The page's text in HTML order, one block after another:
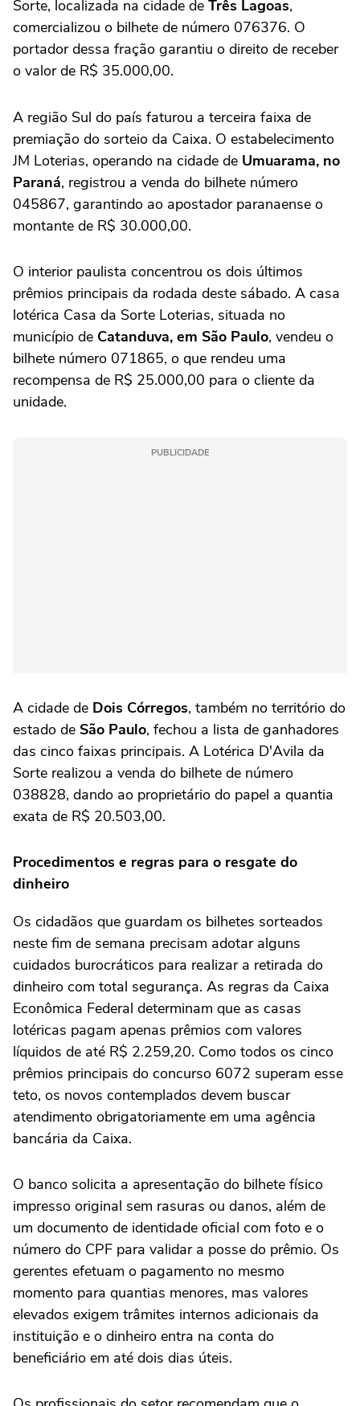
Sorte, localizada na cidade de Três Lagoas,
comercializou o bilhete de número 076376. O
portador dessa fração garantiu o direito de receber
o valor de R$ 35.000,00.
A região Sul do país faturou a terceira faixa de
premiação do sorteio da Caixa. O estabelecimento
JM Loterias, operando na cidade de Umuarama, no
Paraná, registrou a venda do bilhete número
045867, garantindo ao apostador paranaense o
montante de R$ 30.000,00.
O interior paulista concentrou os dois últimos
prêmios principais da rodada deste sábado. A casa
lotérica Casa da Sorte Loterias, situada no
município de Catanduva, em São Paulo, vendeu o
bilhete número 071865, o que rendeu uma
recompensa de R$ 25.000,00 para o cliente da
unidade.
PUBLICIDADE
A cidade de Dois Córregos, também no território do
estado de São Paulo, fechou a lista de ganhadores
das cinco faixas principais. A Lotérica D'Avila da
Sorte realizou a venda do bilhete de número
038828, dando ao proprietário do papel a quantia
exata de R$ 20.503,00.
Procedimentos e regras para o resgate do
dinheiro
Os cidadãos que guardam os bilhetes sorteados
neste fim de semana precisam adotar alguns
cuidados burocráticos para realizar a retirada do
dinheiro com total segurança. As regras da Caixa
Econômica Federal determinam que as casas
lotéricas pagam apenas prêmios com valores
líquidos de até R$ 2.259,20. Como todos os cinco
prêmios principais do concurso 6072 superam esse
teto, os novos contemplados devem buscar
atendimento obrigatoriamente em uma agência
bancária da Caixa.
O banco solicita a apresentação do bilhete físico
impresso original sem rasuras ou danos, além de
um documento de identidade oficial com foto e o
número do CPF para validar a posse do prêmio. Os
gerentes efetuam o pagamento no mesmo
momento para quantias menores, mas valores
elevados exigem trâmites internos adicionais da
instituição e o dinheiro entra na conta do
beneficiário em até dois dias úteis.